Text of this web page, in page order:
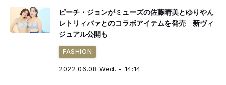
ピーチ・ジョンがミューズの佐藤晴美とゆりやん
レトリィバァとのコラボアイテムを発売 新ヴィ
ジュアル公開も
FASHION
2022.06.08 Wed. - 14:14